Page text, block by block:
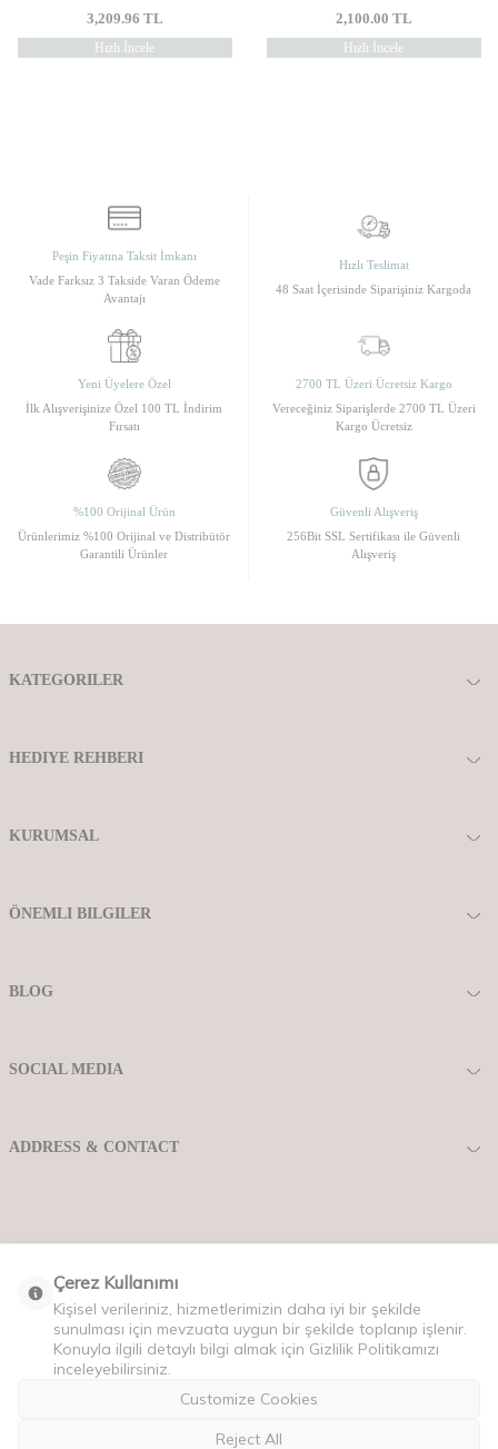
3,209.96 TL
Hızlı İncele
2,100.00 TL
Hızlı İncele
Peşin Fiyatına Taksit İmkanı
Vade Farksız 3 Takside Varan Ödeme
Avantajı
Hızlı Teslimat
48 Saat İçerisinde Siparişiniz Kargoda
Yeni Üyelere Özel
İlk Alışverişinize Özel 100 TL İndirim
Fırsatı
2700 TL Üzeri Ücretsiz Kargo
Vereceğiniz Siparişlerde 2700 TL Üzeri
Kargo Ücretsiz
%100 Orijinal Ürün
Ürünlerimiz %100 Orijinal ve Distribütör
Garantili Ürünler
Güvenli Alışveriş
256Bit SSL Sertifikası ile Güvenli
Alışveriş
KATEGORILER
HEDIYE REHBERI
KURUMSAL
ÖNEMLI BILGILER
BLOG
SOCIAL MEDIA
ADDRESS & CONTACT
Copyriht © 2025 Tüm Hakları Saklıdır.
Çerez Kullanımı
Kişisel verileriniz, hizmetlerimizin daha iyi bir şekilde
sunulması için mevzuata uygun bir şekilde toplanıp işlenir.
Konuyla ilgili detaylı bilgi almak için Gizlilik Politikamızı
inceleyebilirsiniz.
Customize Cookies
Reject All